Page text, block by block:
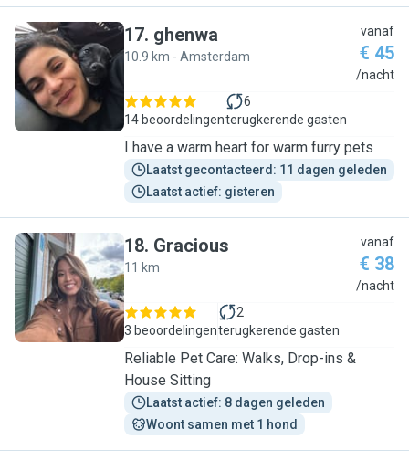
G
17. ghenwa
10.9 km - Amsterdam
vanaf
€ 45
/nacht
14 beoordelingen
6
terugkerende gasten
I have a warm heart for warm furry pets
Laatst gecontacteerd: 11 dagen geleden
Laatst actief: gisteren
G
18. Gracious
11 km
vanaf
€ 38
/nacht
3 beoordelingen
2
terugkerende gasten
Reliable Pet Care: Walks, Drop-ins &
House Sitting
Laatst actief: 8 dagen geleden
Woont samen met 1 hond